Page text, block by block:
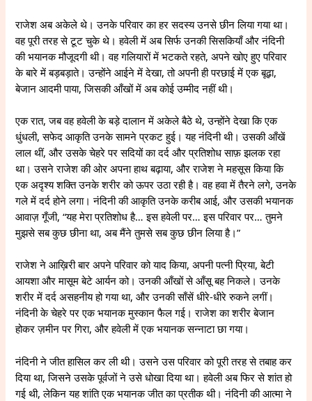
राजेश अब अकेले थे। उनके परिवार का हर सदस्य उनसे छीन लिया गया था।
वह पूरी तरह से टूट चुके थे। हवेली में अब सिर्फ उनकी सिसकियाँ और नंदिनी
की भयानक मौजूदगी थी। वह गलियारों में भटकते रहते, अपने खोए हुए परिवार
के बारे में बड़बड़ाते। उन्होंने आईने में देखा, तो अपनी ही परछाई में एक बूढ़ा,
बेजान आदमी पाया, जिसकी आँखों में अब कोई उम्मीद नहीं थी।
एक रात, जब वह हवेली के बड़े दालान में अकेले बैठे थे, उन्होंने देखा कि एक
धुंधली, सफेद आकृति उनके सामने प्रकट हुई। यह नंदिनी थी। उसकी आँखें
लाल थीं, और उसके चेहरे पर सदियों का दर्द और प्रतिशोध साफ़ झलक रहा
था। उसने राजेश की ओर अपना हाथ बढ़ाया, और राजेश ने महसूस किया कि
एक अदृश्य शक्ति उनके शरीर को ऊपर उठा रही है। वह हवा में तैरने लगे, उनके
गले में दर्द होने लगा। नंदिनी की आकृति उनके करीब आई, और उसकी भयानक
आवाज़ गूँजी, “यह मेरा प्रतिशोध है… इस हवेली पर… इस परिवार पर… तुमने
मुझसे सब कुछ छीना था, अब मैंने तुमसे सब कुछ छीन लिया है।”
राजेश ने आख़िरी बार अपने परिवार को याद किया, अपनी पत्नी प्रिया, बेटी
आयशा और मासूम बेटे आर्यन को। उनकी आँखों से आँसू बह निकले। उनके
शरीर में दर्द असहनीय हो गया था, और उनकी साँसें धीरे-धीरे रुकने लगीं।
नंदिनी के चेहरे पर एक भयानक मुस्कान फैल गई। राजेश का शरीर बेजान
होकर ज़मीन पर गिरा, और हवेली में एक भयानक सन्नाटा छा गया।
नंदिनी ने जीत हासिल कर ली थी। उसने उस परिवार को पूरी तरह से तबाह कर
दिया था, जिसने उसके पूर्वजों ने उसे धोखा दिया था। हवेली अब फिर से शांत हो
गई थी, लेकिन यह शांति एक भयानक जीत का प्रतीक थी। नंदिनी की आत्मा ने